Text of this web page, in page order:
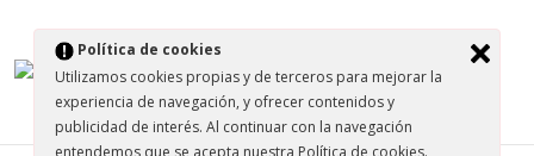
Política de cookies
Utilizamos cookies propias y de terceros para mejorar la
experiencia de navegación, y ofrecer contenidos y
publicidad de interés. Al continuar con la navegación
entendemos que se acepta nuestra Política de cookies.